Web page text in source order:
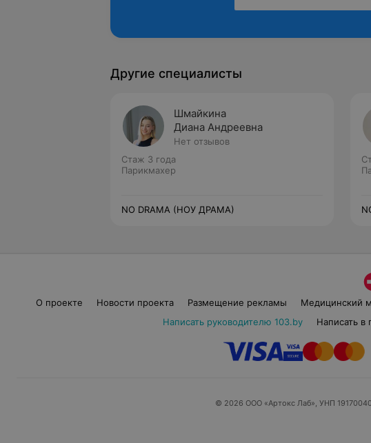
Другие специалисты
Шмайкина
Диана Андреевна
Нет отзывов
Стаж 3 года
Парикмахер
NO DRAMA (НОУ ДРАМА)
О проекте Новости проекта Размещение рекламы Медицинский
Написать руководителю 103.by
Написать в
© 2026 ООО «Артокс Лаб», УНП